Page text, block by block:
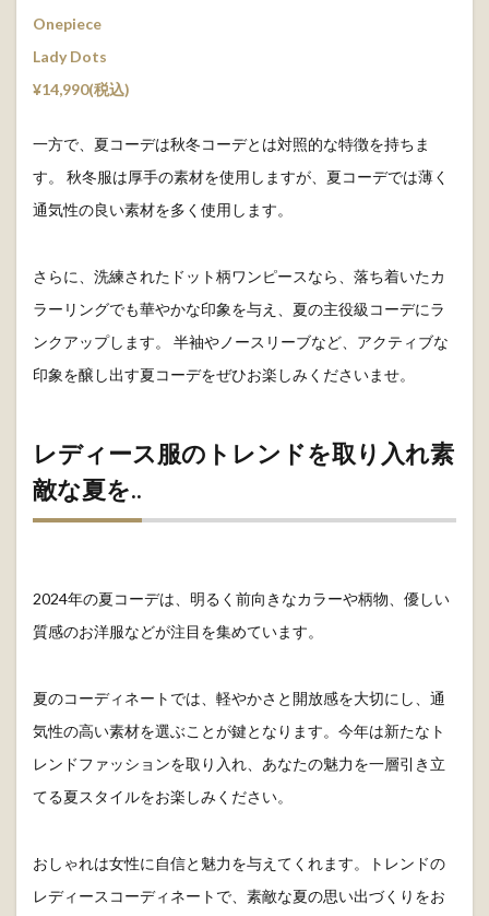
Onepiece
Lady Dots
¥14,990(税込)
一方で、夏コーデは秋冬コーデとは対照的な特徴を持ちま
す。 秋冬服は厚手の素材を使用しますが、夏コーデでは薄く
通気性の良い素材を多く使用します。
さらに、洗練されたドット柄ワンピースなら、落ち着いたカ
ラーリングでも華やかな印象を与え、夏の主役級コーデにラ
ンクアップします。 半袖やノースリーブなど、アクティブな
印象を醸し出す夏コーデをぜひお楽しみくださいませ。
レディース服のトレンドを取り入れ素
敵な夏を..
2024年の夏コーデは、明るく前向きなカラーや柄物、優しい
質感のお洋服などが注目を集めています。
夏のコーディネートでは、軽やかさと開放感を大切にし、通
気性の高い素材を選ぶことが鍵となります。今年は新たなト
レンドファッションを取り入れ、あなたの魅力を一層引き立
てる夏スタイルをお楽しみください。
おしゃれは女性に自信と魅力を与えてくれます。トレンドの
レディースコーディネートで、素敵な夏の思い出づくりをお